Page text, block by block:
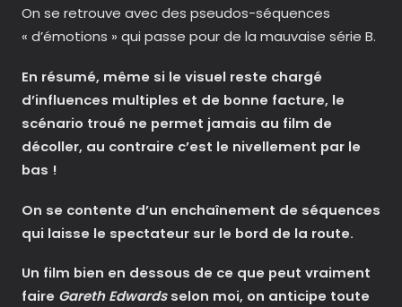
On se retrouve avec des pseudos-séquences
« d’émotions » qui passe pour de la mauvaise série B.
En résumé, même si le visuel reste chargé
d’influences multiples et de bonne facture, le
scénario troué ne permet jamais au film de
décoller, au contraire c’est le nivellement par le
bas !
On se contente d’un enchaînement de séquences
qui laisse le spectateur sur le bord de la route.
Un film bien en dessous de ce que peut vraiment
faire Gareth Edwardsselon moi, on anticipe toute